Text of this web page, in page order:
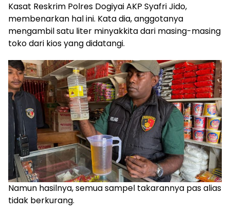
Kasat Reskrim Polres Dogiyai AKP Syafri Jido,
membenarkan hal ini. Kata dia, anggotanya
mengambil satu liter minyakkita dari masing-masing
toko dari kios yang didatangi.
Namun hasilnya, semua sampel takarannya pas alias
tidak berkurang.